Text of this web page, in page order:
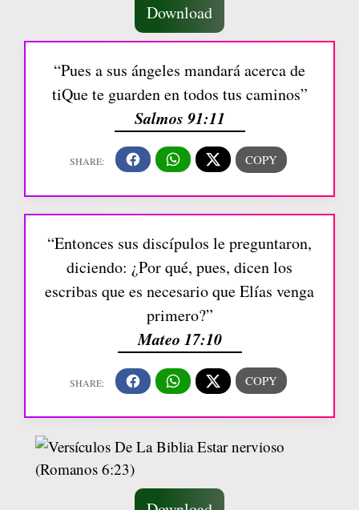
Download
“Pues a sus ángeles mandará acerca de
tiQue te guarden en todos tus caminos”
Salmos 91:11
“Entonces sus discípulos le preguntaron,
diciendo: ¿Por qué, pues, dicen los
escribas que es necesario que Elías venga
primero?”
Mateo 17:10